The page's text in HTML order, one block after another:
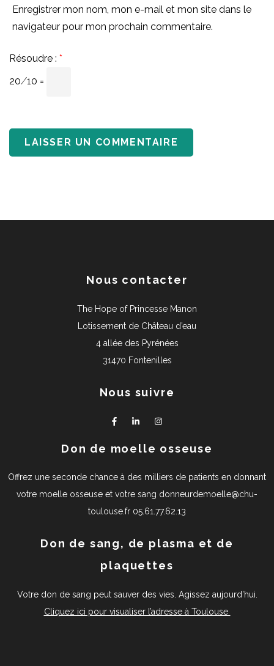
Enregistrer mon nom, mon e-mail et mon site dans le
navigateur pour mon prochain commentaire.
Résoudre : *
20 ⁄ 10 =
Nous contacter
The Hope of Princesse Manon
Lotissement de Château d’eau
4 allée des Pyrénées
31470 Fontenilles
Nous suivre
Don de moelle osseuse
Offrez une seconde chance à des milliers de patients en donnant
votre moelle osseuse et votre sang donneurdemoelle@chu-
toulouse.fr 05.61.77.62.13
Don de sang, de plasma et de
plaquettes
Votre don de sang peut sauver des vies. Agissez aujourd’hui.
Cliquez ici pour visualiser l’adresse à Toulouse